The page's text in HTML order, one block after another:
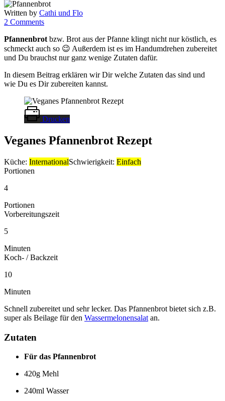
Written by Cathi und Flo
2 Comments
Pfannenbrot bzw. Brot aus der Pfanne klingt nicht nur köstlich, es
schmeckt auch so 😉 Außerdem ist es im Handumdrehen zubereitet
und Du brauchst nur ganz wenige Zutaten dafür.
In diesem Beitrag erklären wir Dir welche Zutaten das sind und
wie Du es Dir zubereiten kannst.
Drucken
Veganes Pfannenbrot Rezept
Küche: InternationalSchwierigkeit: Einfach
Portionen
4
Portionen
Vorbereitungszeit
5
Minuten
Koch- / Backzeit
10
Minuten
Schnell zubereitet und sehr lecker. Das Pfannenbrot bietet sich z.B.
super als Beilage für den Wassermelonensalat an.
Zutaten
Für das Pfannenbrot
420g Mehl
240ml Wasser